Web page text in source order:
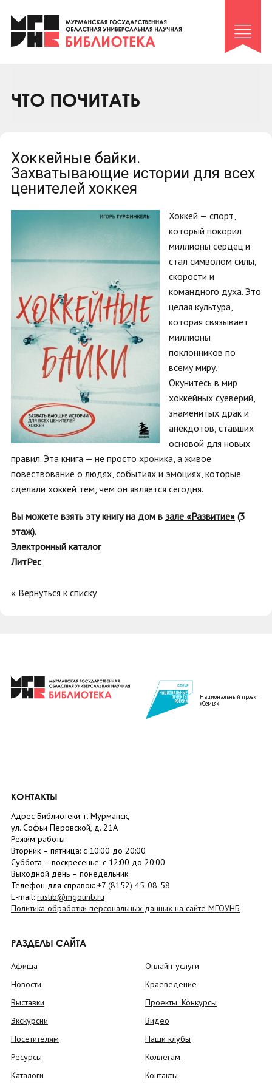
Клуб «Гиря и сельдерей»
Клуб «Семейный архив»
Коллегам
ЧТО ПОЧИТАТЬ
Хоккейные байки.
Захватывающие истории для всех
ценителей хоккея
Хоккей — спорт,
который покорил
миллионы сердец и
стал символом силы,
скорости и
командного духа. Это
целая культура,
которая связывает
миллионы
поклонников по
всему миру.
Окунитесь в мир
хоккейных суеверий,
знаменитых драк и
анекдотов, ставших
основой для новых
правил. Эта книга — не просто хроника, а живое
повествование о людях, событиях и эмоциях, которые
сделали хоккей тем, чем он является сегодня.
Вы можете взять эту книгу на дом в зале «Развитие» (3
этаж).
Электронный каталог
ЛитРес
« Вернуться к списку
Национальный проект
«Семья»
КОНТАКТЫ
Адрес Библиотеки: г. Мурманск,
ул. Софьи Перовской, д. 21А
Режим работы:
Вторник – пятница: с 10:00 до 20:00
Суббота – воскресенье: c 12:00 до 20:00
Выходной день – понедельник
Телефон для справок: +7 (8152) 45-08-58
E-mail: ruslib@mgounb.ru
Политика обработки персональных данных на сайте МГОУНБ
РАЗДЕЛЫ САЙТА
Афиша
Новости
Выставки
Экскурсии
Посетителям
Ресурсы
Каталоги
Онлайн-услуги
Краеведение
Проекты. Конкурсы
Видео
Наши клубы
Коллегам
Контакты